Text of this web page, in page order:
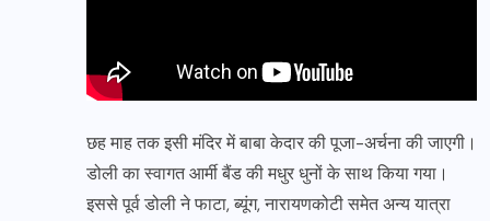
छह माह तक इसी मंदिर में बाबा केदार की पूजा-अर्चना की जाएगी।
डोली का स्वागत आर्मी बैंड की मधुर धुनों के साथ किया गया।
इससे पूर्व डोली ने फाटा, ब्यूंग, नारायणकोटी समेत अन्य यात्रा